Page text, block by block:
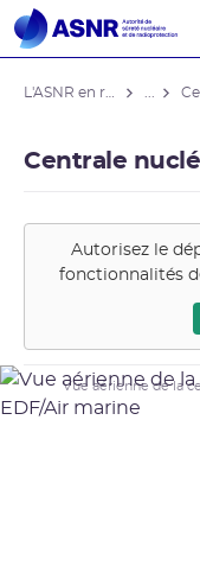
Centrale
Autorisez le
fonctionnalités
Vue aérienne de la